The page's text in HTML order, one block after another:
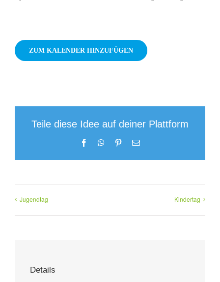
ZUM KALENDER HINZUFÜGEN
Teile diese Idee auf deiner Plattform
FacebookWhatsApp
Pinterest
E-
Jugendtag Kindertag
Details